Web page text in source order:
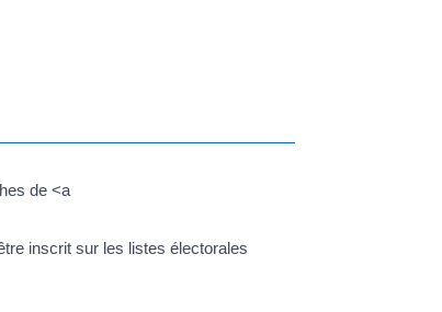
de <a
inscrit sur les listes électorales